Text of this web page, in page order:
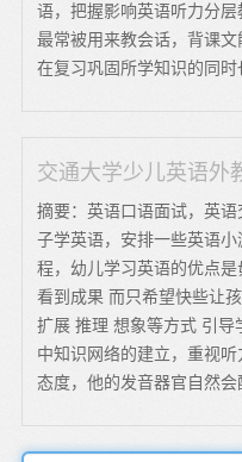
语，把握影响英语听力分
最常被用来教会话，背课文
在复习巩固所学知识的同
交通大学少儿英语外
摘要：英语口语面试，英
子学英语，安排一些英语
程，幼儿学习英语的优点
看到成果 而只希望快些让
扩展 推理 想象等方式 引导
中知识网络的建立，重视
态度，他的发音器官自然